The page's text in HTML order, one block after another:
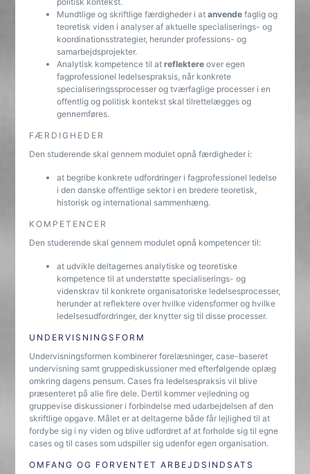
Mundtlige og skriftlige færdigheder i atanvende faglig og
teoretisk viden i analyser af aktuelle specialiserings- og
koordinationsstrategier, herunder professions- og
samarbejdsprojekter.
Analytisk kompetence til atreflektere over egen
fagprofessionel ledelsespraksis, når konkrete
specialiseringssprocesser og tværfaglige processer i en
offentlig og politisk kontekst skal tilrettelægges og
gennemføres.
FÆRDIGHEDER
Den studerende skal gennem modulet opnå færdigheder i:
at begribe konkrete udfordringer i fagprofessionel ledelse
i den danske offentlige sektor i en bredere teoretisk,
historisk og international sammenhæng.
KOMPETENCER
Den studerende skal gennem modulet opnå kompetencer til:
at udvikle deltagernes analytiske og teoretiske
kompetence til at understøtte specialiserings- og
videnskrav til konkrete organisatoriske ledelsesprocesser,
herunder at reflektere over hvilke vidensformer og hvilke
ledelsesudfordringer, der knytter sig til disse processer.
UNDERVISNINGSFORM
Undervisningsformen kombinerer forelæsninger, case-baseret
undervisning samt gruppediskussioner med efterfølgende oplæg
omkring dagens pensum. Cases fra ledelsespraksis vil blive
præsenteret på alle fire dele. Dertil kommer vejledning og
gruppevise diskussioner i forbindelse med udarbejdelsen af den
skriftlige opgave. Målet er at deltagerne både får lejlighed til at
fordybe sig i ny viden og blive udfordret af at forholde sig til egne
cases og til cases som udspiller sig udenfor egen organisation.
OMFANG OG FORVENTET ARBEJDSINDSATS